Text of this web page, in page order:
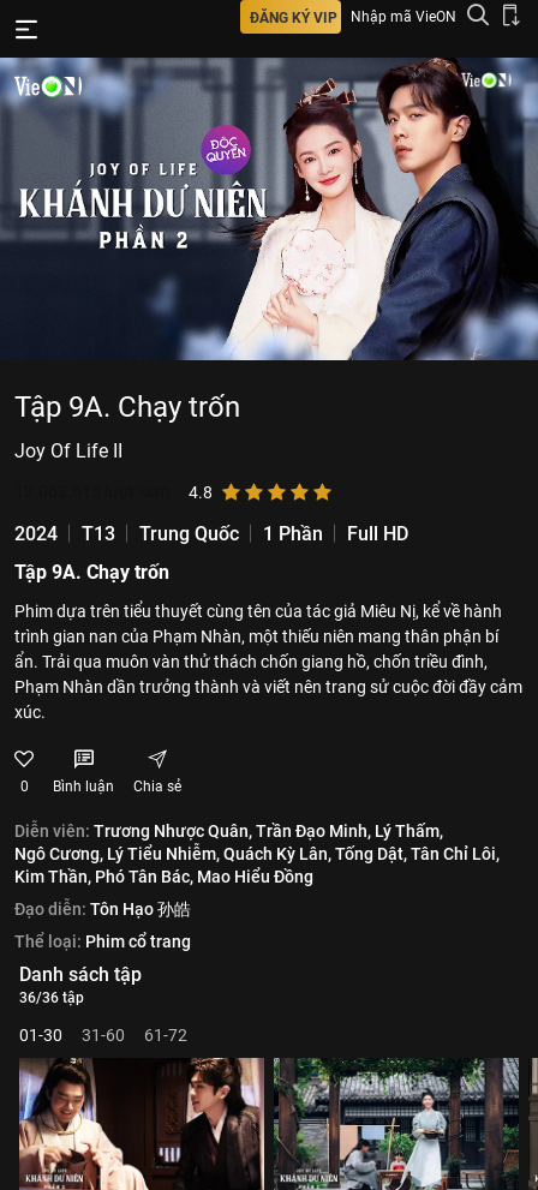
ĐĂNG KÝ VIP Nhập mã VieON
Tập 9A. Chạy trốn
Joy Of Life II
4.8
2024 T13 Trung Quốc 1 Phần
Full HD
Tập 9A. Chạy trốn
Phim dựa trên tiểu thuyết cùng tên của tác giả Miêu Nị, kể về hành
trình gian nan của Phạm Nhàn, một thiếu niên mang thân phận bí
ẩn. Trải qua muôn vàn thử thách chốn giang hồ, chốn triều đình,
Phạm Nhàn dần trưởng thành và viết nên trang sử cuộc đời đầy cảm
xúc.
0 Bình luận Chia sẻ
Diễn viên: Trương Nhược Quân,Trần Đạo Minh, Lý Thấm,
Ngô Cương, Lý Tiểu Nhiễm,Quách Kỳ Lân,Tống Dật,Tân Chỉ Lôi,
Kim Thần, Phó Tân Bác, Mao Hiểu Đồng
Đạo diễn: Tôn Hạo 孙皓
Thể loại: Phim cổ trang
Danh sách tập
36/36 tập
01-30 31-60 61-72